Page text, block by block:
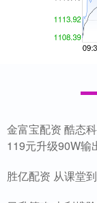
金富宝配资 酷态
119元升级90W输
胜亿配资 从课堂